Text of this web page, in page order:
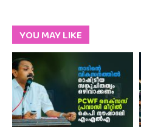
YOU MAY LIKE